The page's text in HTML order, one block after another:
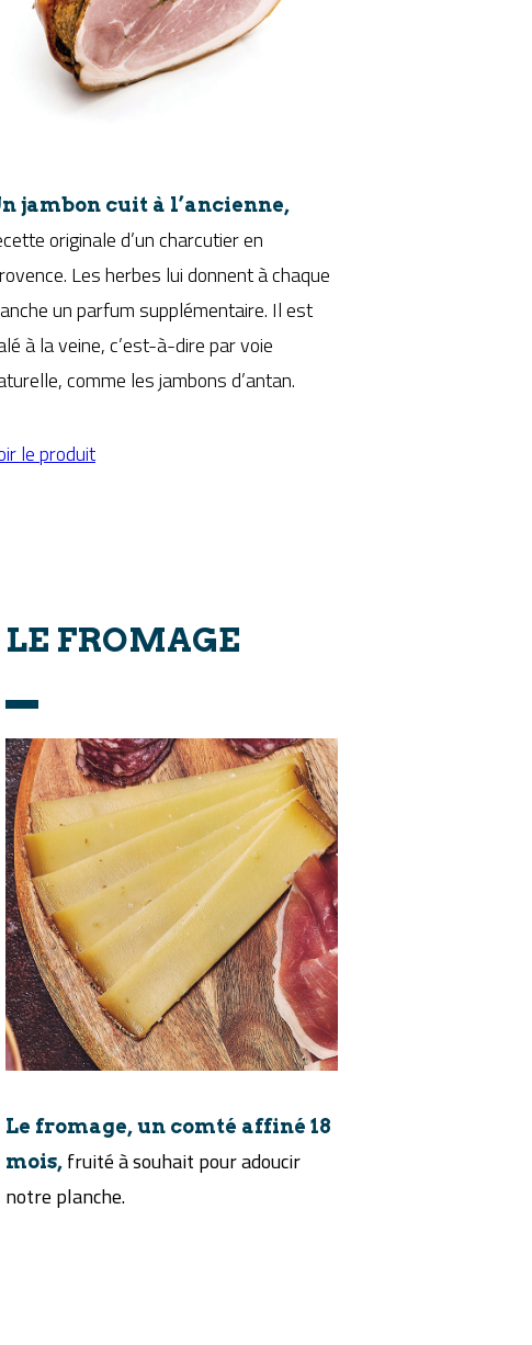
jambon cuit à l’ancienne,
originale d’un charcutier en
Les herbes lui donnent à chaque
un parfum supplémentaire. Il est
à la veine, c’est-à-dire par voie
comme les jambons d’antan.
le produit
LE FROMAGE
Le fromage, un comté affiné 18
mois, fruité à souhait pour adoucir
notre planche.